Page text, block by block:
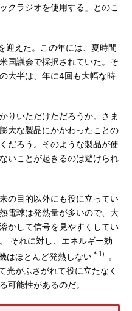
クラジオを使用する」とのこ
迎えた。この年には、夏時間
国議会で採択されていた。そ
大半は、年に4回も大幅な時
りいただけただろうか。さま
大な製品にかかわったことの
だろう。そのような製品が使
いことが起きるのは避けられ
の目的以外にも役に立ってい
電球は発熱量が多いので、大
かして信号を見やすくしてい
それに対し、エネルギー効
はほとんど発熱しない ＊1）
。
光がふさがれて役に立たなく
可能性があるのだ。